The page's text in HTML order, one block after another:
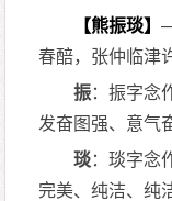
【熊振琰】
春醅，张仲临津
振：振字念
发奋图强、意气
琰：琰字念
完美、纯洁、纯